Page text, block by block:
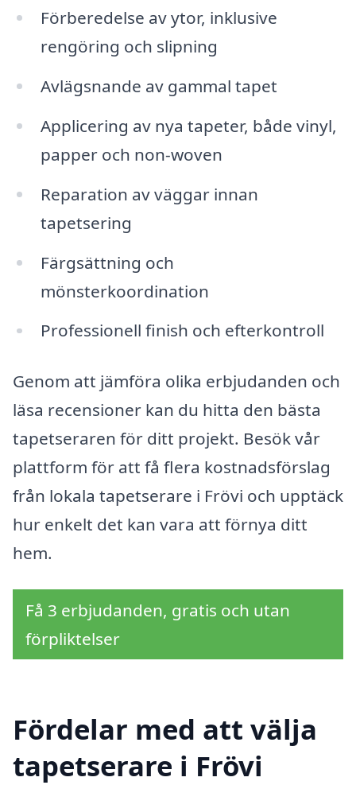
Förberedelse av ytor, inklusive
rengöring och slipning
Avlägsnande av gammal tapet
Applicering av nya tapeter, både vinyl,
papper och non-woven
Reparation av väggar innan
tapetsering
Färgsättning och
mönsterkoordination
Professionell finish och efterkontroll
Genom att jämföra olika erbjudanden och
läsa recensioner kan du hitta den bästa
tapetseraren för ditt projekt. Besök vår
plattform för att få flera kostnadsförslag
från lokala tapetserare i Frövi och upptäck
hur enkelt det kan vara att förnya ditt
hem.
Få 3 erbjudanden, gratis och utan
förpliktelser
Fördelar med att välja
tapetserare i Frövi